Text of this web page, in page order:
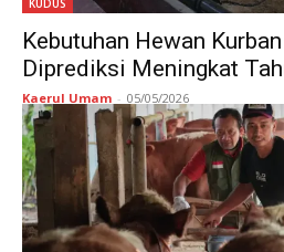
KUDUS
Kebutuhan Hewan
Diprediksi Meningkat
Kaerul Umam - 05/05/2026